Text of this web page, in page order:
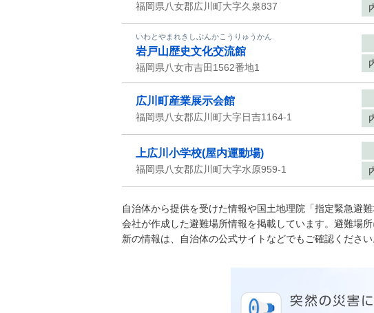
福岡県八女郡広川町大字久泉837
いわとやまれきしぶんかこうりゅうかん
岩戸山歴史文化交流館
福岡県八女市吉田1562番地1
広川町産業展示会館
福岡県八女郡広川町大字日吉1164-1
上広川小学校(屋内運動場)
福岡県八女郡広川町大字水原959-1
自治体から提供を受けた情報や国土地理院「指定緊急避
会社が作成した避難場所情報を掲載しています。避難場
新の情報は、自治体の公式サイトなどでもご確認ください